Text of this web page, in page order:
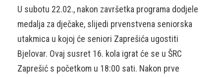
U subotu 22.02., nakon završetka programa dodjele
medalja za dječake, slijedi prvenstvena seniorska
utakmica u kojoj će seniori Zaprešića ugostiti
Bjelovar. Ovaj susret 16. kola igrat će se u ŠRC
Zaprešić s početkom u 18:00 sati. Nakon prve